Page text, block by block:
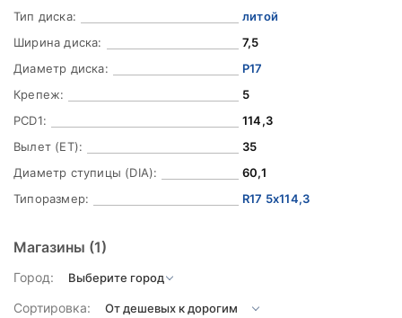
Тип диска:
литой
Ширина диска:
7,5
Диаметр диска:
Р17
Крепеж:
5
PCD1:
114,3
Вылет (ET):
35
Диаметр ступицы (DIA):
60,1
Типоразмер:
R17 5x114,3
Магазины (1)
Город:
Сортировка: